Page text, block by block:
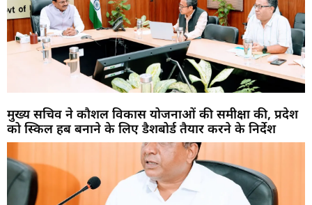
मुख्य सचिव ने कौशल विकास योजनाओं की समीक्षा की, प्रदेश
को स्किल हब बनाने के लिए डैशबोर्ड तैयार करने के निर्देश